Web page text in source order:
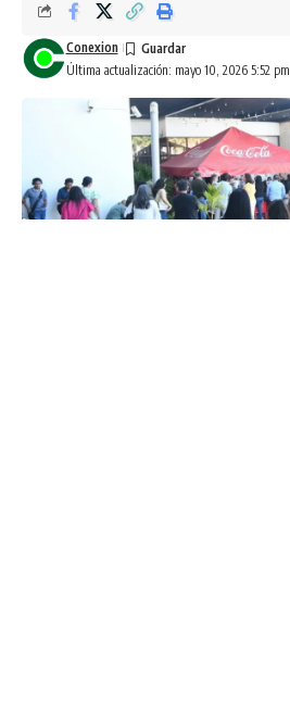
Última actualización: mayo 10, 2026 5:52 pm
Conexion